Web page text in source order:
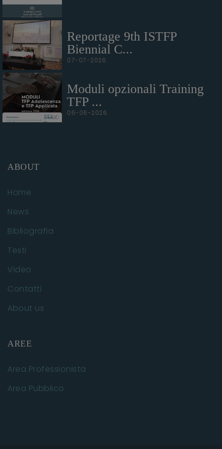
Reportage 9th ISTFP
Biennial C...
07-07-2026
Moduli opzionali Training
TFP ...
06-06-2026
ABOUT
Home
News
Bibliografia
Testi
Video
Contatti
About us
AREE
Area Professionista
Area Pubblico